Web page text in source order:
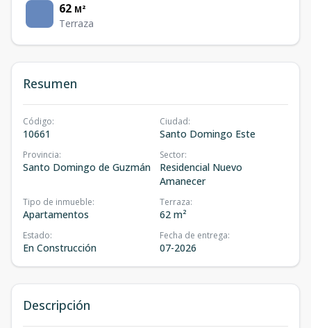
62 M²
Terraza
Resumen
Código:
10661
Ciudad:
Santo Domingo Este
Provincia:
Santo Domingo de Guzmán
Sector:
Residencial Nuevo
Amanecer
Tipo de inmueble:
Apartamentos
Terraza:
62 m²
Estado:
En Construcción
Fecha de entrega:
07-2026
Descripción